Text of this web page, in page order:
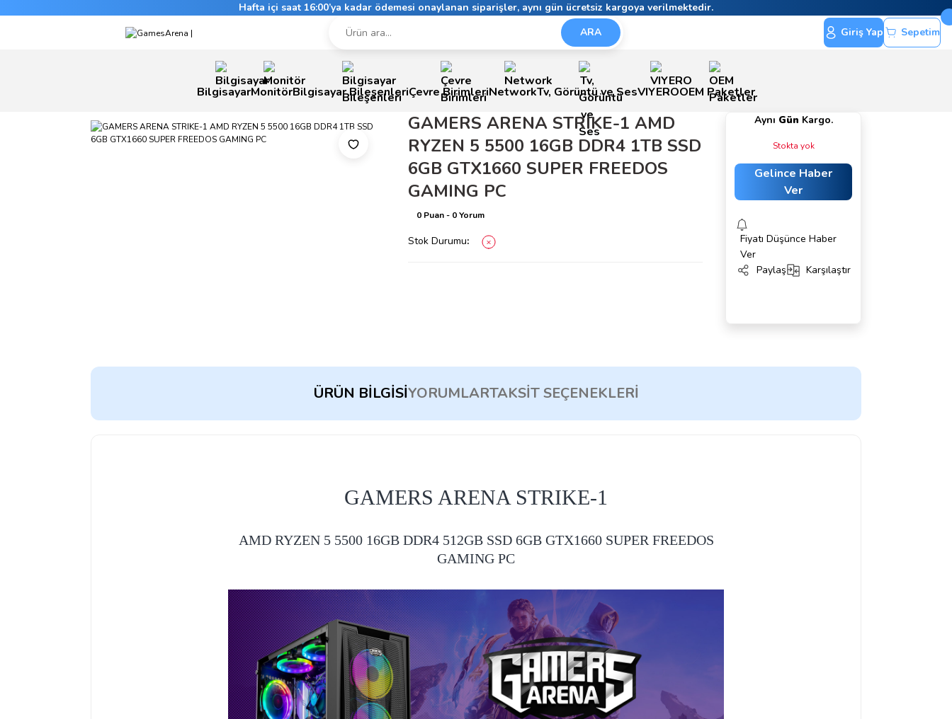
Hafta içi saat 16:00’ya kadar ödemesi onaylanan siparişler, aynı gün ücretsiz kargoya verilmektedir.
ARA
Giriş Yap Sepetim
BilgisayarMonitörBilgisayar BileşenleriÇevre BirimleriNetworkTv, Görüntü ve SesVIYEROOEM Paketler
GAMERS ARENA STRIKE-1 AMD
RYZEN 5 5500 16GB DDR4 1TB SSD
6GB GTX1660 SUPER FREEDOS
GAMING PC
0 Puan - 0 Yorum
Stok Durumu
Aynı Gün Kargo.
Stokta yok
Gelince Haber
Ver
Fiyatı Düşünce Haber
Ver
Paylaş
Karşılaştır
ÜRÜN BILGISIYORUMLARTAKSIT SEÇENEKLERI
GAMERS ARENA STRIKE-1
AMD RYZEN 5 5500 16GB DDR4 512GB SSD 6GB GTX1660 SUPER FREEDOS
GAMING PC